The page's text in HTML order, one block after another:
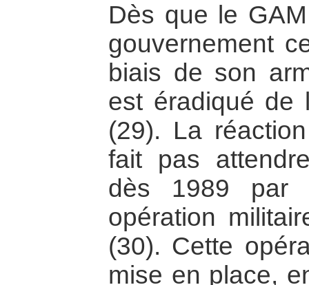
Dès que le
gouvernement
biais de son
est éradiqué de
(29). La
fait pas
dès 1989 par
opération
(30). Cette
mise en place,